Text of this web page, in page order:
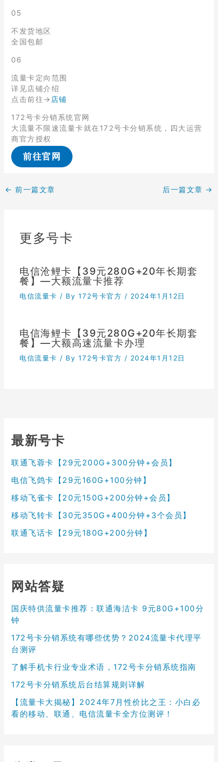
05
不发货地区
全国包邮
06
流量卡定向范围
详见店铺介绍
点击前往→ 店铺
172号卡分销系统官网
大流量不限速流量卡就在172号卡分销系统，四大运营
商官方授权
前往官网
← 前一篇文章 后一篇文章 →
更多号卡
电信沧鲤卡【39元280G+20年长期套
餐】—大额流量卡推荐
电信流量卡 / By 172号卡官方 / 2024年1月12日
电信海鲤卡【39元280G+20年长期套
餐】—大额高速流量卡办理
电信流量卡 / By 172号卡官方 / 2024年1月12日
最新号卡
联通飞蓉卡【29元200G+300分钟+会员】
电信飞鸽卡【29元160G+100分钟】
移动飞雀卡【20元150G+200分钟+会员】
移动飞转卡【30元350G+400分钟+3个会员】
联通飞话卡【29元180G+200分钟】
网站答疑
国庆特供流量卡推荐：联通海洁卡 9元80G+100分
钟
172号卡分销系统有哪些优势？2024流量卡代理平
台测评
了解手机卡行业专业术语，172号卡分销系统指南
172号卡分销系统后台结算规则详解
【流量卡大揭秘】2024年7月性价比之王：小白必
看的移动、联通、电信流量卡全方位测评！